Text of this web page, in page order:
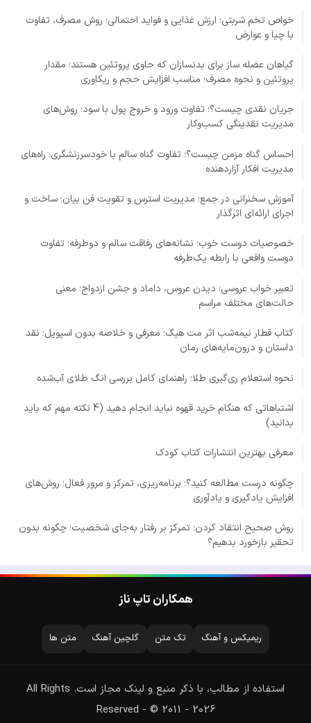
خواص تخم شربتی؛ ارزش غذایی و فواید احتمالی؛ روش مصرف، تفاوت
با چیا و عوارض
گیاهان عضله ساز برای بدنسازان که حاوی پروتئین هستند؛ مقدار
پروتئین و نحوه مصرف؛ مناسب افزایش حجم و ریکاوری
جریان نقدی چیست؟؛ تفاوت ورود و خروج پول با سود؛ روش‌های
مدیریت نقدینگی کسب‌وکار
احساس گناه مزمن چیست؟؛ تفاوت گناه سالم با خودسرزنشگری؛ راه‌های
مدیریت افکار آزاردهنده
آموزش سخنرانی در جمع؛ مدیریت استرس و تقویت فن بیان؛ ساخت و
اجرای ارائه‌ای اثرگذار
خصوصیات دوست خوب؛ نشانه‌های رفاقت سالم و دوطرفه؛ تفاوت
دوست واقعی با رابطه یک‌طرفه
تعبیر خواب عروسی؛ دیدن عروس، داماد و جشن ازدواج؛ معنی
حالت‌های مختلف مراسم
کتاب قطار نیمه‌شب اثر مت هیگ؛ معرفی و خلاصه بدون اسپویل؛ نقد
داستان و درون‌مایه‌های رمان
نحوه استعلام ری‌گیری طلا؛ راهنمای کامل بررسی انگ طلای آب‌شده
اشتباهاتی که هنگام خرید قهوه نباید انجام دهید (4 نکته مهم که باید
بدانید)
معرفی بهترین انتشارات کتاب کودک
چگونه درست مطالعه کنید؟؛ برنامه‌ریزی، تمرکز و مرور فعال؛ روش‌های
افزایش یادگیری و یادآوری
روش صحیح انتقاد کردن؛ تمرکز بر رفتار به‌جای شخصیت؛ چگونه بدون
تحقیر بازخورد بدهیم؟
همکاران تاپ ناز
ریمیکس و آهنگ تک متن گلچین آهنگ متن ها
استفاده از مطالب، با ذکر منبع و لینک مجاز است. All Rights
Reserved - © 2011 - 2026